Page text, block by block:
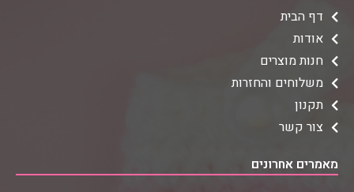
דף הבית
אודות
חנות מוצרים
משלוחים והחזרות
תקנון
צור קשר
מאמרים אחרונים